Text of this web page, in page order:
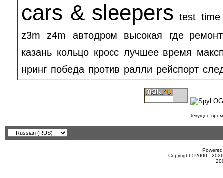
cars & sleepers test time
z3m
z4m автодром высокая
где
казань кольцо кросс лучшее время
нринг победа против ралли рейспорт
Текущее
Copyright ©2000 -